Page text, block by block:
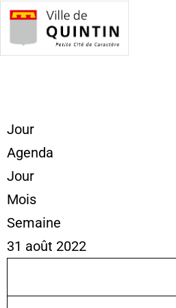
Jour
Agenda
Jour
Mois
Semaine
31 août 2022